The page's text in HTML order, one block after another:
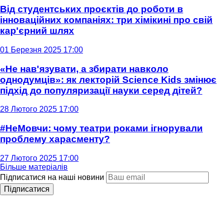
Від студентських проєктів до роботи в
інноваційних компаніях: три хімікині про свій
кар'єрний шлях
01 Березня 2025 17:00
«Не нав'язувати, а збирати навколо
однодумців»: як лекторій Science Kids змінює
підхід до популяризації науки серед дітей?
28 Лютого 2025 17:00
#НеМовчи: чому театри роками ігнорували
проблему харасменту?
27 Лютого 2025 17:00
Більше матеріалів
Підписатися на наші новини
Підписатися